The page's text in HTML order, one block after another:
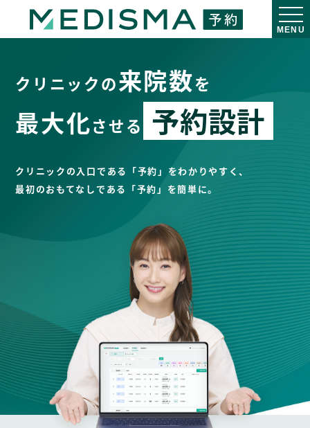
MENU
クリニックの来院数を
最大化させる 予約設計
クリニックの入口である「予約」をわかりやすく、
最初のおもてなしである「予約」を簡単に。